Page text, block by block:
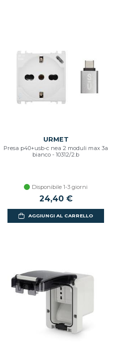
URMET
Presa p40+usb-c nea 2 moduli max 3a
bianco - 10312/2.b
Disponibile 1-3 giorni
24,40 €
AGGIUNGI AL CARRELLO